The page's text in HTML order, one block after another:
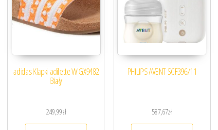
adidas Klapki adilette W GX9482
Biały
249,99zł
PHILIPS AVENT SCF396/11
587,67zł